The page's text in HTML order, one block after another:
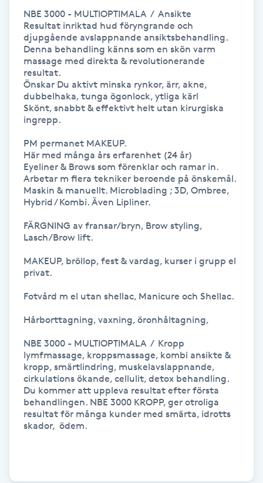
Manikyr & Pedikyr
Massage
Medial vägledning
Meditation
Medium
Megavolymfransar
Melasma
Mesoterapi
Microshading
Mixfransar
Nagelförlängning akryl
NBE 3000 - MULTIOPTIMALA  /  Ansikte
Resultat inriktad hud föryngrande och
djupgående avslappnande ansiktsbehandling.
Denna behandling känns som en skön varm
massage med direkta & revolutionerande
resultat.
Önskar Du aktivt minska rynkor, ärr, akne,
dubbelhaka, tunga ögonlock, ytliga kärl
Skönt, snabbt & effektivt helt utan kirurgiska
ingrepp.
PM permanet MAKEUP.
Här med många års erfarenhet (24 år)
Eyeliner & Brows som förenklar och ramar in.
Arbetar m flera tekniker beroende på önskemål.
Maskin & manuellt. Microblading ; 3D, Ombree,
Hybrid / Kombi. Även Lipliner.
FÄRGNING av fransar/bryn, Brow styling,
Lasch/Brow lift.
MAKEUP, bröllop, fest & vardag, kurser i grupp el
privat.
Fotvård m el utan shellac, Manicure och Shellac.
Hårborttagning, vaxning, öronhåltagning,
NBE 3000 - MULTIOPTIMALA  /  Kropp
lymfmassage, kroppsmassage, kombi ansikte &
kropp, smärtlindring, muskelavslappnande,
cirkulations ökande, cellulit, detox behandling.
Du kommer att uppleva resultat efter första
behandlingen. NBE 3000 KROPP, ger otroliga
resultat för många kunder med smärta, idrotts
skador,  ödem.